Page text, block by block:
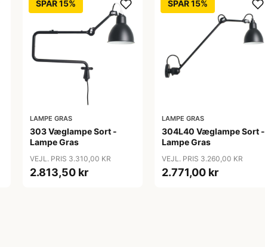
SPAR 15%
LAMPE GRAS
303 Væglampe Sort -
Lampe Gras
VEJL. PRIS 3.310,00 KR
2.813,50 kr
SPAR 15%
LAMPE GRAS
304L40 Væglampe Sort -
Lampe Gras
VEJL. PRIS 3.260,00 KR
2.771,00 kr